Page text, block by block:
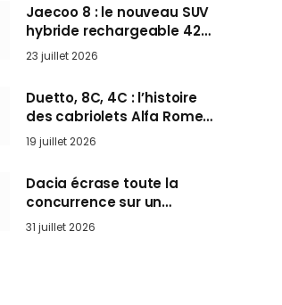
Jaecoo 8 : le nouveau SUV
hybride rechargeable 428
ch qui vise l’Audi Q7 arrive
en Europe cet automne
23 juillet 2026
Duetto, 8C, 4C : l’histoire
des cabriolets Alfa Romeo,
ces Spider qui ont défini
l’art de rouler cheveux au
vent
19 juillet 2026
Dacia écrase toute la
concurrence sur un
marché où personne ne
l’attendait
31 juillet 2026